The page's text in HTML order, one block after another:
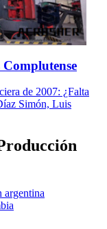
de 2007: ¿Falta
Simón, Luis
argentina